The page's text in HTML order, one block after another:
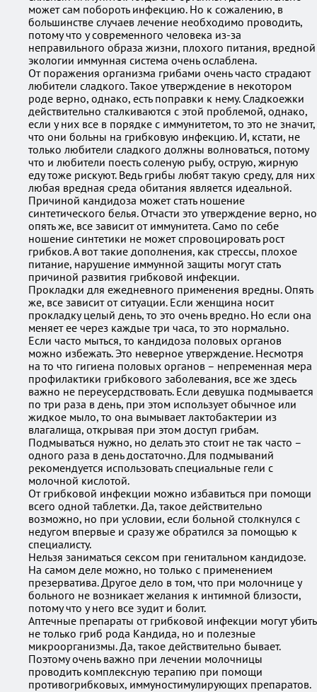
может сам побороть инфекцию. Но к сожалению, в
большинстве случаев лечение необходимо проводить,
потому что у современного человека из-за
неправильного образа жизни, плохого питания, вредной
экологии иммунная система очень ослаблена.
От поражения организма грибами очень часто страдают
любители сладкого. Такое утверждение в некотором
роде верно, однако, есть поправки к нему. Сладкоежки
действительно сталкиваются с этой проблемой, однако,
если у них все в порядке с иммунитетом, то это не значит,
что они больны на грибковую инфекцию. И, кстати, не
только любители сладкого должны волноваться, потому
что и любители поесть соленую рыбу, острую, жирную
еду тоже рискуют. Ведь грибы любят такую среду, для них
любая вредная среда обитания является идеальной.
Причиной кандидоза может стать ношение
синтетического белья. Отчасти это утверждение верно, но
опять же, все зависит от иммунитета. Само по себе
ношение синтетики не может спровоцировать рост
грибков. А вот такие дополнения, как стрессы, плохое
питание, нарушение иммунной защиты могут стать
причиной развития грибковой инфекции.
Прокладки для ежедневного применения вредны. Опять
же, все зависит от ситуации. Если женщина носит
прокладку целый день, то это очень вредно. Но если она
меняет ее через каждые три часа, то это нормально.
Если часто мыться, то кандидоза половых органов
можно избежать. Это неверное утверждение. Несмотря
на то что гигиена половых органов – непременная мера
профилактики грибкового заболевания, все же здесь
важно не переусердствовать. Если девушка подмывается
по три раза в день, при этом использует обычное или
жидкое мыло, то она вымывает лактобактерии из
влагалища, открывая при этом доступ грибам.
Подмываться нужно, но делать это стоит не так часто –
одного раза в день достаточно. Для подмываний
рекомендуется использовать специальные гели с
молочной кислотой.
От грибковой инфекции можно избавиться при помощи
всего одной таблетки. Да, такое действительно
возможно, но при условии, если больной столкнулся с
недугом впервые и сразу же обратился за помощью к
специалисту.
Нельзя заниматься сексом при генитальном кандидозе.
На самом деле можно, но только с применением
презерватива. Другое дело в том, что при молочнице у
больного не возникает желания к интимной близости,
потому что у него все зудит и болит.
Аптечные препараты от грибковой инфекции могут убить
не только гриб рода Кандида, но и полезные
микроорганизмы. Да, такое действительно бывает.
Поэтому очень важно при лечении молочницы
проводить комплексную терапию при помощи
противогрибковых, иммуностимулирующих препаратов.